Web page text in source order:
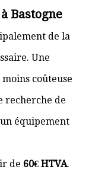
Bastogne
de la
Une
coûteuse
recherche de
équipement
de 60€ HTVA.